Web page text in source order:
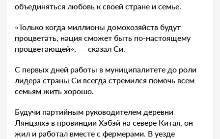
объединяться любовь к своей стране и семье.
«Только когда миллионы домохозяйств будут
процветать, нация сможет быть по-настоящему
процветающей», — сказал Си.
С первых дней работы в муниципалитете до роли
лидера страны Си всегда стремился помочь всем
семьям жить хорошо.
Будучи партийным руководителем деревни
Лянцзяхэ в провинции Хэбэй на севере Китая, он
жил и работал вместе с фермерами. В уезде